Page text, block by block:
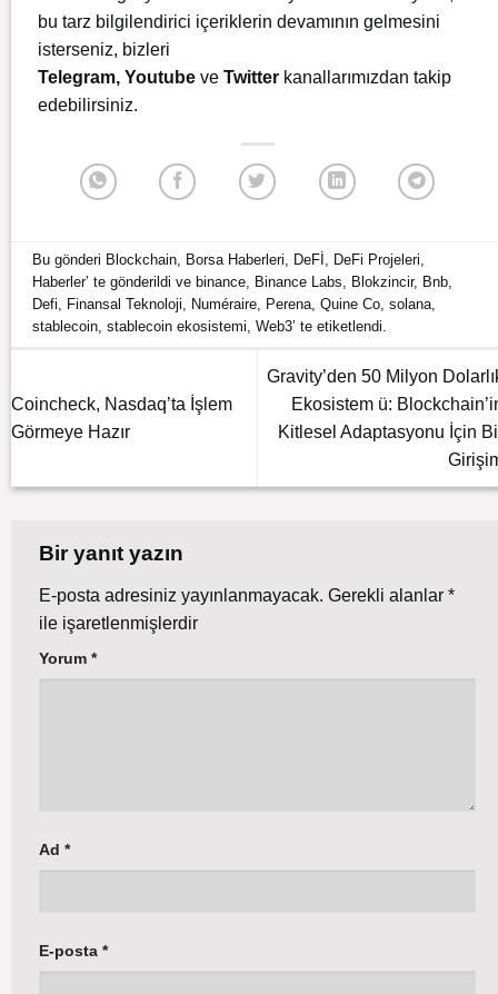
bu tarz bilgilendirici içeriklerin devamının gelmesini
isterseniz, bizleri
Telegram, Youtube ve Twitter kanallarımızdan takip
edebilirsiniz.
Bu gönderi Blockchain, Borsa Haberleri, DeFİ , DeFi Projeleri,
Haberler’ te gönderildi ve binance, Binance Labs, Blokzincir, Bnb,
Defi, Finansal Teknoloji, Numéraire, Perena,Quine Co,solana,
stablecoin,stablecoin ekosistemi,Web3’ te etiketlendi.
Coincheck, Nasdaq’ta İşlem
Görmeye Hazır
Gravity’den 50 Milyon
Ekosistem ü:
Kitlesel Adaptasyonu İçin
Bir yanıt yazın
E-posta adresiniz yayınlanmayacak. Gerekli alanlar *
ile işaretlenmişlerdir
Yorum *
Ad *
E-posta *